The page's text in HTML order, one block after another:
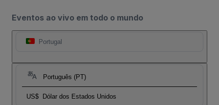
Eventos ao vivo em todo o mundo
Portugal
Português (PT)
US$ Dólar dos Estados Unidos